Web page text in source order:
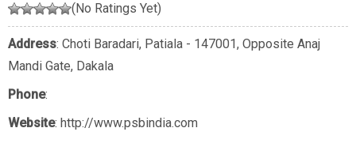
(No Ratings Yet)
Address: Choti Baradari, Patiala - 147001, Opposite Anaj
Mandi Gate, Dakala
Phone:
Website: http://www.psbindia.com